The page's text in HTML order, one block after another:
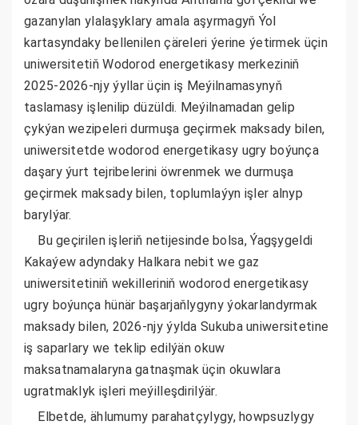
gazanylan ylalaşyklary amala aşyrmagyň Ýol
kartasyndaky bellenilen çäreleri ýerine ýetirmek üçin
uniwersitetiň Wodorod energetikasy merkeziniň
2025-2026-njy ýyllar üçin iş Meýilnamasynyň
taslamasy işlenilip düzüldi. Meýilnamadan gelip
çykýan wezipeleri durmuşa geçirmek maksady bilen,
uniwersitetde wodorod energetikasy ugry boýunça
daşary ýurt tejribelerini öwrenmek we durmuşa
geçirmek maksady bilen, toplumlaýyn işler alnyp
barylýar.
Bu geçirilen işleriň netijesinde bolsa, Ýagşygeldi
Kakaýew adyndaky Halkara nebit we gaz
uniwersitetiniň wekilleriniň wodorod energetikasy
ugry boýunça hünär başarjaňlygyny ýokarlandyrmak
maksady bilen, 2026-njy ýylda Sukuba uniwersitetine
iş saparlary we teklip edilýän okuw
maksatnamalaryna gatnaşmak üçin okuwlara
ugratmaklyk işleri meýilleşdirilýär.
Elbetde, ählumumy parahatçylygy, howpsuzlygy